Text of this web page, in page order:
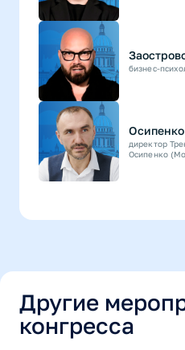
бизнес-
директор
Осипенко
Другие
конгресса